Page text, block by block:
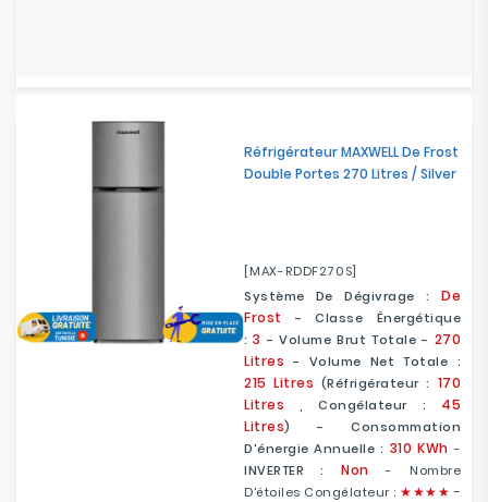
Réfrigérateur MAXWELL De Frost
Double Portes 270 Litres / Silver
[MAX-RDDF270S]
Système De Dégivrage :
De
Frost - Classe Énergétique
: 3 -Volume Brut Totale - 270
Litres - Volume Net Totale :
215 Litres (Réfrigérateur : 170
Litres , Congélateur :
45
Litres) - Consommation
D'énergie Annuelle : 310 KWh -
INVERTER :Non- Nombre
D'étoiles Congélateur : ★★★★ -